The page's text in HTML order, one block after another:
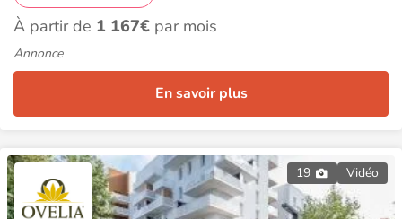
À partir de 1 167€ par mois
Annonce
En savoir plus
19 Vidéo